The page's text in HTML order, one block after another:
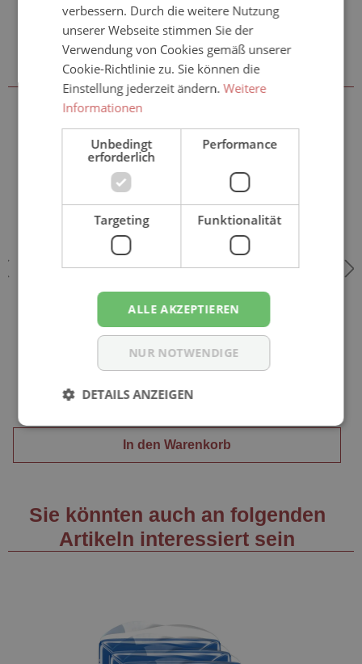
Zubehör & weitere Größen
Dailee Comfort EXTRA - Inkontinenzvorlagen | 4x28 St.
Karton
52,65 €*
In den Warenkorb
Sie könnten auch an folgenden
Artikeln interessiert sein
verbessern. Durch die weitere Nutzung
unserer Webseite stimmen Sie der
Verwendung von Cookies gemäß unserer
Cookie-Richtlinie zu. Sie können die
Einstellung jederzeit ändern.Weitere
Informationen
Unbedingt
erforderlich
Performance
Targeting Funktionalität
ALLE AKZEPTIEREN
NUR NOTWENDIGE
DETAILS ANZEIGEN